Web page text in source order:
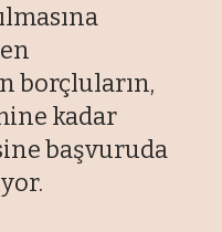
borçluların,
kadar
başvuruda